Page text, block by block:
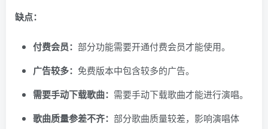
缺点：
付费会员： 部分功能需要开通付费会员才能使用。
广告较多： 免费版本中包含较多的广告。
需要手动下载歌曲： 需要手动下载歌曲才能进行演唱。
歌曲质量参差不齐： 部分歌曲质量较差，影响演唱体